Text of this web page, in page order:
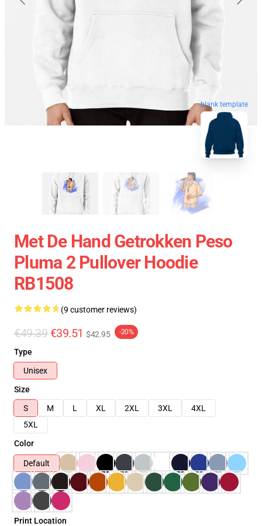
blank template
Met De Hand Getrokken Peso
Pluma 2 Pullover Hoodie
RB1508
(9 customer reviews)
€49.39 €39.51 $42.95 -20%
Type
Unisex
Size
S
M L XL 2XL 3XL
4XL
5XL
Color
Default
Print Location